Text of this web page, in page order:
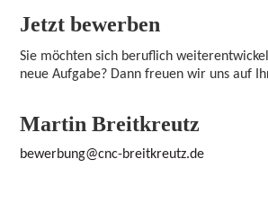
Jetzt bewerben
Sie möchten sich beruflich
neue Aufgabe? Dann freuen wir uns auf
Martin Breitkreutz
bewerbung@cnc-breitkreutz.de